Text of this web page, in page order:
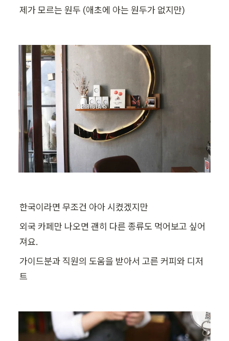
제가 모르는 원두 (애초에 아는 원두가 없지만)
한국이라면 무조건 아아 시켰겠지만
외국 카페만 나오면 괜히 다른 종류도 먹어보고 싶어
져요.
가이드분과 직원의 도움을 받아서 고른 커피와 디저
트